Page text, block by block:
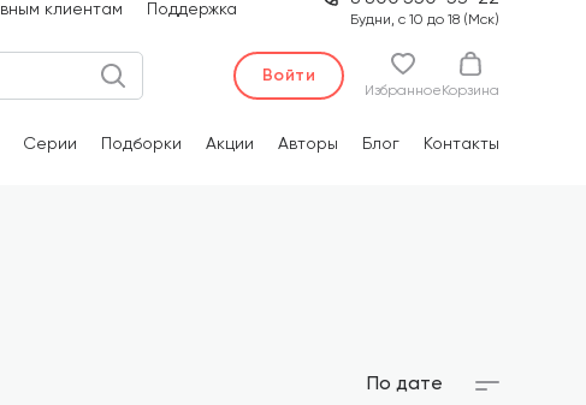
клиентам Поддержка
Будни, с 10 до 18 (Мск)
Войти
Избранное Корзина
Серии Подборки Акции Авторы Блог Контакты
По дате